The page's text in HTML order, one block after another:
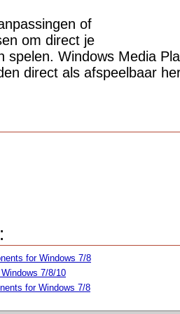
of
om direct je
spelen. Windows Media
direct als afspeelbaar
for Windows 7/8
7/8/10
for Windows 7/8